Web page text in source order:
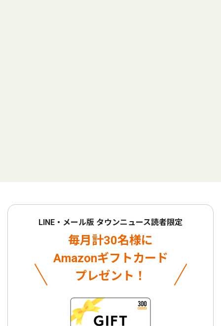
LINE・メール版 タウンニュース読者限定
毎月計30名様に
Amazonギフトカード
プレゼント！